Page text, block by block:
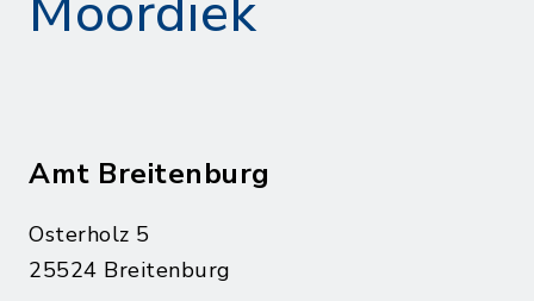
Moordiek
Amt Breitenburg
Osterholz 5
25524 Breitenburg